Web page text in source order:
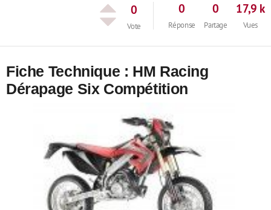
0
Vote
0
Réponse
0
Partage
17,9 k
Vues
Fiche Technique : HM Racing
Dérapage Six Compétition